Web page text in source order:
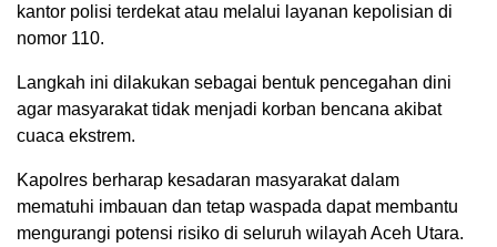
kantor polisi terdekat atau melalui layanan kepolisian di
nomor 110.
Langkah ini dilakukan sebagai bentuk pencegahan dini
agar masyarakat tidak menjadi korban bencana akibat
cuaca ekstrem.
Kapolres berharap kesadaran masyarakat dalam
mematuhi imbauan dan tetap waspada dapat membantu
mengurangi potensi risiko di seluruh wilayah Aceh Utara.